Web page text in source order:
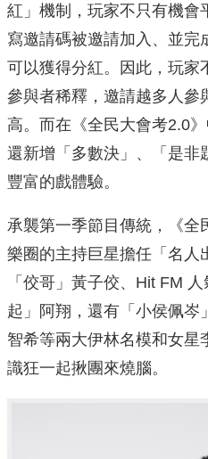
紅」機制，玩家不只有機會
寫邀請碼被邀請加入、並完
可以獲得分紅。因此，玩家
參與者稀釋，邀請越多人參
高。而在《全民大會考2.0
還新增「多數決」、「是非
豐富的戲體驗。
承襲第一季節目傳統，《全
樂圈的主持巨星擔任「名人
「佼哥」黃子佼、Hit FM
起」阿翔，還有「小侯佩岑
智希等兩大伊林名模和女星
識狂一起揪團來燒腦。